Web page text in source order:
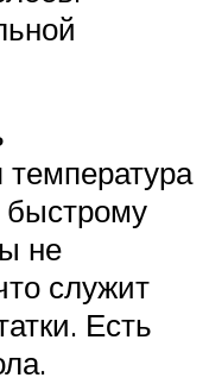
быстрому
не
служит
Есть